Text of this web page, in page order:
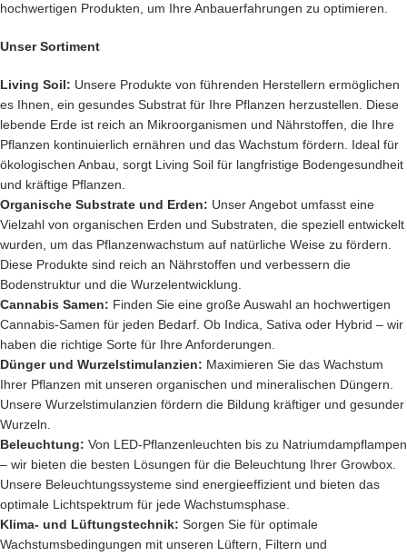
hochwertigen Produkten, um Ihre Anbauerfahrungen zu optimieren.
Unser Sortiment
Living Soil: Unsere Produkte von führenden Herstellern ermöglichen
es Ihnen, ein gesundes Substrat für Ihre Pflanzen herzustellen. Diese
lebende Erde ist reich an Mikroorganismen und Nährstoffen, die Ihre
Pflanzen kontinuierlich ernähren und das Wachstum fördern. Ideal für
ökologischen Anbau, sorgt Living Soil für langfristige Bodengesundheit
und kräftige Pflanzen.
Organische Substrate und Erden: Unser Angebot umfasst eine
Vielzahl von organischen Erden und Substraten, die speziell entwickelt
wurden, um das Pflanzenwachstum auf natürliche Weise zu fördern.
Diese Produkte sind reich an Nährstoffen und verbessern die
Bodenstruktur und die Wurzelentwicklung.
Cannabis Samen: Finden Sie eine große Auswahl an hochwertigen
Cannabis-Samen für jeden Bedarf. Ob Indica, Sativa oder Hybrid – wir
haben die richtige Sorte für Ihre Anforderungen.
Dünger und Wurzelstimulanzien: Maximieren Sie das Wachstum
Ihrer Pflanzen mit unseren organischen und mineralischen Düngern.
Unsere Wurzelstimulanzien fördern die Bildung kräftiger und gesunder
Wurzeln.
Beleuchtung: Von LED-Pflanzenleuchten bis zu Natriumdampflampen
– wir bieten die besten Lösungen für die Beleuchtung Ihrer Growbox.
Unsere Beleuchtungssysteme sind energieeffizient und bieten das
optimale Lichtspektrum für jede Wachstumsphase.
Klima- und Lüftungstechnik: Sorgen Sie für optimale
Wachstumsbedingungen mit unseren Lüftern, Filtern und